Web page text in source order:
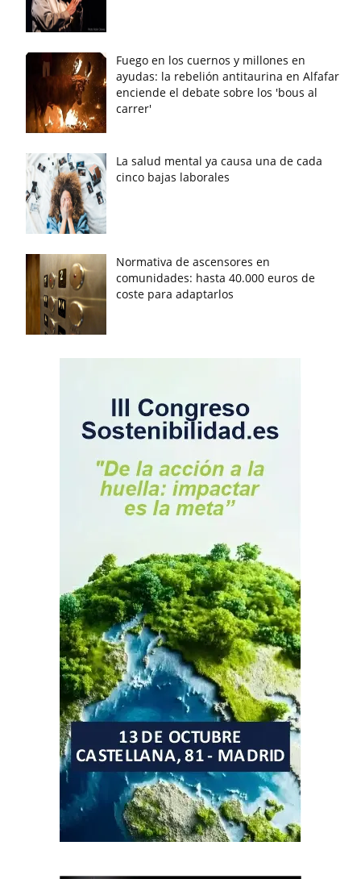
Fuego en los cuernos y millones en
ayudas: la rebelión antitaurina en Alfafar
enciende el debate sobre los 'bous al
carrer'
La salud mental ya causa una de cada
cinco bajas laborales
Normativa de ascensores en
comunidades: hasta 40.000 euros de
coste para adaptarlos